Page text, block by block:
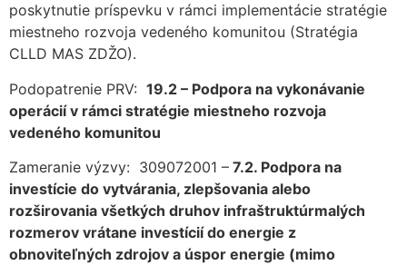
poskytnutie príspevku v rámci implementácie stratégie
miestneho rozvoja vedeného komunitou (Stratégia
CLLD MAS ZDŽO).
Podopatrenie PRV: 19.2 – Podpora na vykonávanie
operácií v rámci stratégie miestneho rozvoja
vedeného komunitou
Zameranie výzvy: 309072001 – 7.2. Podpora na
investície do vytvárania, zlepšovania alebo
rozširovania všetkých druhov infraštruktúrmalých
rozmerov vrátane investícií do energie z
obnoviteľných zdrojov a úspor energie (mimo